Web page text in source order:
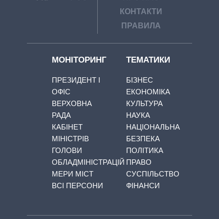
КОНТАКТИ
ПРАВИЛА
МОНІТОРИНГ
ПРЕЗИДЕНТ І
ОФІС
ВЕРХОВНА
РАДА
КАБІНЕТ
МІНІСТРІВ
ГОЛОВИ
ОБЛАДМІНІСТРАЦІЙ
МЕРИ МІСТ
ВСІ ПЕРСОНИ
ТЕМАТИКИ
БІЗНЕС
ЕКОНОМІКА
КУЛЬТУРА
НАУКА
НАЦІОНАЛЬНА
БЕЗПЕКА
ПОЛІТИКА
ПРАВО
СУСПІЛЬСТВО
ФІНАНСИ